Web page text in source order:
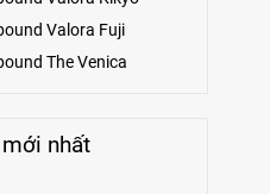
Valora Fuji
The Venica
nhất